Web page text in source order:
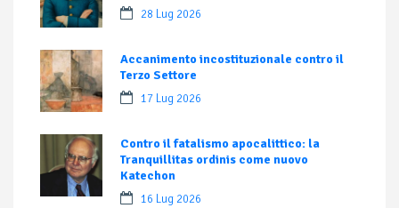
28 Lug 2026
Accanimento incostituzionale contro il
Terzo Settore
17 Lug 2026
Contro il fatalismo apocalittico: la
Tranquillitas ordinis come nuovo
Katechon
16 Lug 2026